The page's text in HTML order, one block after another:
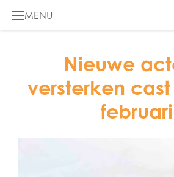
MENU
HOME
DE
GALERIJ
Nieuwe
versterken
februari